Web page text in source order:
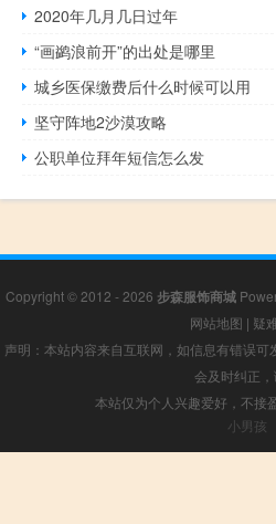
2020年几月几日过年
“画鹢浪前开”的出处是哪里
城乡医保缴费后什么时候可以用
坚守阵地2沙漠攻略
公职单位拜年短信怎么发
Copyright © 2012 - 2026 步森服饰商城
网站地图 | 疑
声明：本站内容来自互联网，如信息有错误
会及时纠正
本站仅为个人兴趣爱好，不接
小男孩